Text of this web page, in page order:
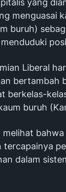
yang
menguasai
buruh)
Liberal
bertambah
berkelas-
buruh
tercapainya
dalam